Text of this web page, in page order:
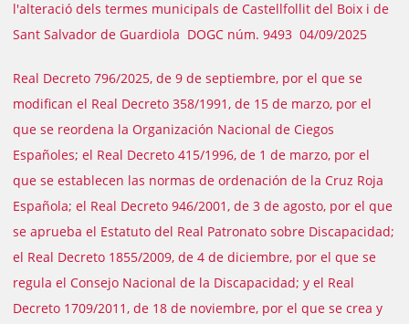
l'alteració dels termes municipals de Castellfollit del Boix i de
Sant Salvador de Guardiola DOGC núm. 9493 04/09/2025
Real Decreto 796/2025, de 9 de septiembre, por el que se
modifican el Real Decreto 358/1991, de 15 de marzo, por el
que se reordena la Organización Nacional de Ciegos
Españoles; el Real Decreto 415/1996, de 1 de marzo, por el
que se establecen las normas de ordenación de la Cruz Roja
Española; el Real Decreto 946/2001, de 3 de agosto, por el que
se aprueba el Estatuto del Real Patronato sobre Discapacidad;
el Real Decreto 1855/2009, de 4 de diciembre, por el que se
regula el Consejo Nacional de la Discapacidad; y el Real
Decreto 1709/2011, de 18 de noviembre, por el que se crea y